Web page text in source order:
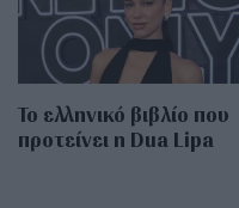
Το ελληνικό βιβλίο που
προτείνει η Dua Lipa